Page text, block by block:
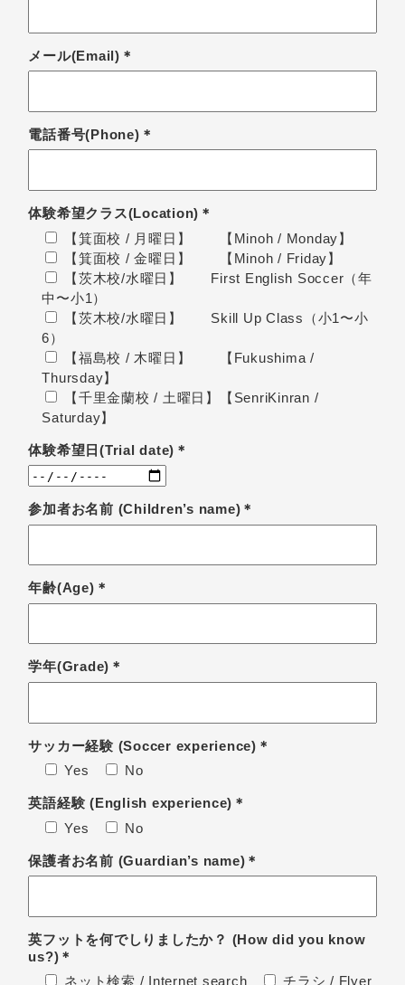
メール(Email)＊
電話番号(Phone)＊
体験希望クラス(Location)＊
【箕面校 / 月曜日】 【Minoh / Monday】
【箕面校 / 金曜日】 【Minoh / Friday】
【茨木校/水曜日】 First English Soccer（年
中〜小1）
【茨木校/水曜日】 Skill Up Class（小1〜小
6）
【福島校 / 木曜日】 【Fukushima /
Thursday】
【千里金蘭校 / 土曜日】【SenriKinran /
Saturday】
体験希望日(Trial date)＊
参加者お名前 (Children’s name)＊
年齢(Age)＊
学年(Grade)＊
サッカー経験 (Soccer experience)＊
Yes
No
英語経験 (English experience)＊
Yes
No
保護者お名前 (Guardian’s name)＊
英フットを何でしりましたか？ (How did you know
us?)＊
ネット検索 / Internet search
チラシ / Flyer